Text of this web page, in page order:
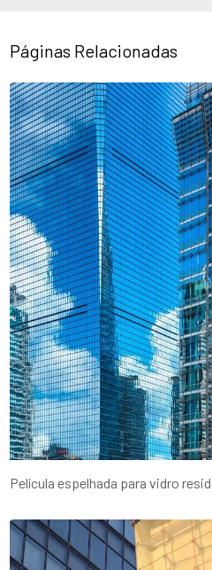
Páginas Relacionadas
Película espelhada para vidro